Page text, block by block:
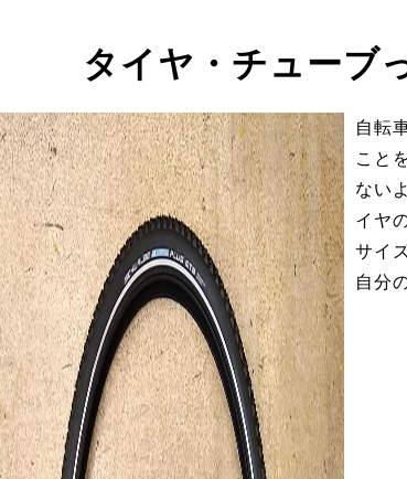
タイヤ・チューブ
自転
こと
ない
イヤ
サイ
自分